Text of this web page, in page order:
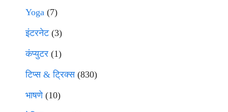
Yoga (7)
इंटरनेट(3)
कंप्युटर (1)
टिप्स & ट्रिक्स(830)
भाषणे(10)